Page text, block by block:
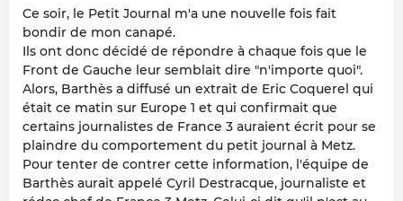
Ce soir, le Petit Journal m'a une nouvelle fois fait
bondir de mon canapé.
Ils ont donc décidé de répondre à chaque fois que le
Front de Gauche leur semblait dire "n'importe quoi".
Alors, Barthès a diffusé un extrait de Eric Coquerel qui
était ce matin sur Europe 1 et qui confirmait que
certains journalistes de France 3 auraient écrit pour se
plaindre du comportement du petit journal à Metz.
Pour tenter de contrer cette information, l'équipe de
Barthès aurait appelé Cyril Destracque, journaliste et